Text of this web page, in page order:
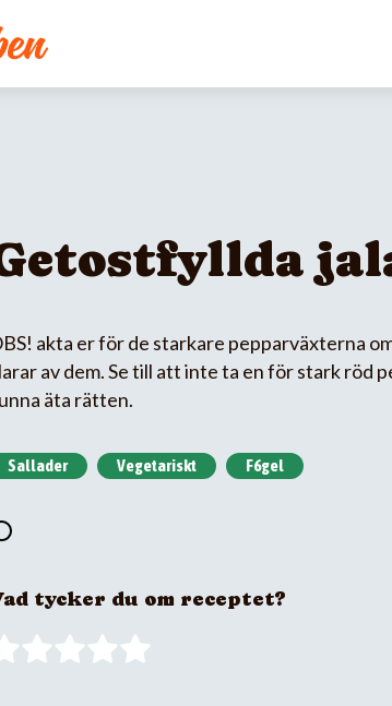
akta er för de starkare pepparväxterna
av dem. Se till att inte ta en för stark röd
äta rätten.
Sallader Vegetariskt F6gel
tycker du om receptet?